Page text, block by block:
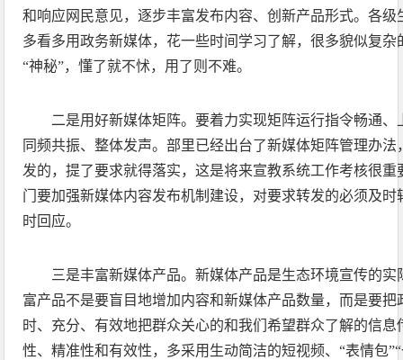
和响应网民意见，逐步丰富发布内容、创新产品形式。各
多看多用政务新媒体，花一些时间学习了解，很多貌似复杂
“神秘”，懂了就不怵，用了则不难。
二是用好新媒体矩阵。要着力实现矩阵运行指令畅通
同频共振、整体发声。部里已经出台了新媒体矩阵管理办
发的，提了要求就得落实，这是将来宣教系统工作考核很
门要加强新媒体内容发布机制建设，对要求转发的必须及
时回应。
三是丰富新媒体产品。新媒体产品是生态环境宣传的
富产品不是要盲目地增加内容和新媒体产品数量，而是要
时、充分、有效地把群众关心的和我们希望群众了解的信
性、精准性和有效性，多采用生动简洁的短视频、“表情包